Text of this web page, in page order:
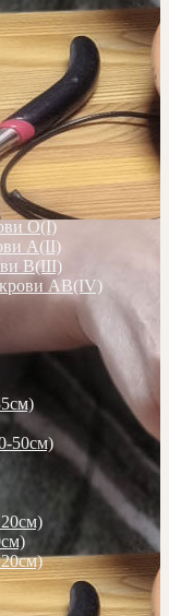
О(I)
А(II)
В(III)
крови АВ(IV)
50см)